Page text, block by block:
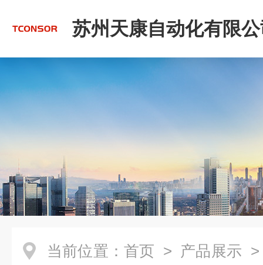
苏州天康自动化有限
当前位置： 首页 > 产品展示